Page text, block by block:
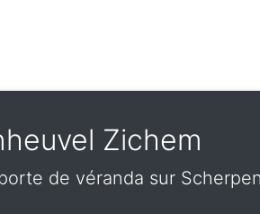
Zichem
de véranda sur